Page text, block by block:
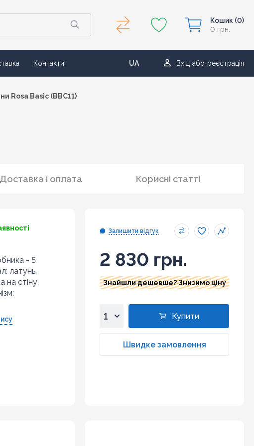
Кошик (0)
0 грн.
Контакти
UA
RU
Вхід або реєстрація
Rosa Basic (BBC11)
Доставка і оплата Корисні статті
- 5
латунь,
на стіну,
Залишити відгук
2 830 грн.
Знайшли дешевше? Знизимо ціну
3
Купити
Швидке замовлення